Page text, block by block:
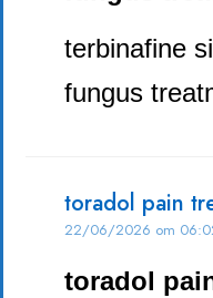
terbinafine
fungus
toradol pain
22/06/2026 om
toradol